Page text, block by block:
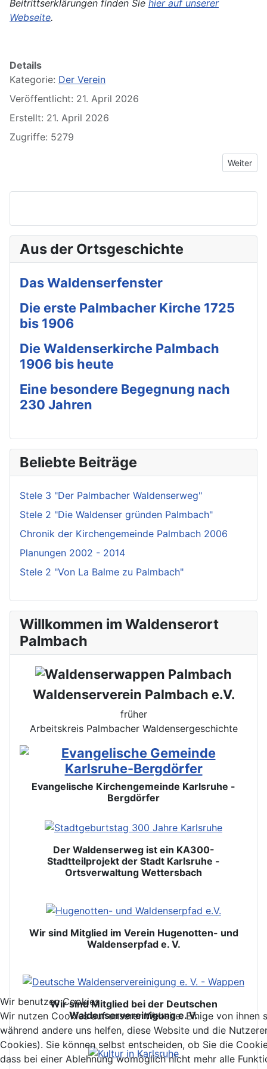
Beitrittserklärungen finden Sie hier auf unserer
Webseite.
Details
Kategorie: Der Verein
Veröffentlicht: 21. April 2026
Erstellt: 21. April 2026
Zugriffe: 5279
Nächster
Weiter
Aus der Ortsgeschichte
Das Waldenserfenster
Die erste Palmbacher Kirche 1725
bis 1906
Die Waldenserkirche Palmbach
1906 bis heute
Eine besondere Begegnung nach
230 Jahren
Beliebte Beiträge
Stele 3 "Der Palmbacher Waldenserweg"
Stele 2 "Die Waldenser gründen Palmbach"
Chronik der Kirchengemeinde Palmbach 2006
Planungen 2002 - 2014
Stele 2 "Von La Balme zu Palmbach"
Willkommen im Waldenserort
Palmbach
Waldenserverein Palmbach e.V.
früher
Arbeitskreis Palmbacher Waldensergeschichte
Evangelische Kirchengemeinde Karlsruhe -
Bergdörfer
Der Waldenserweg ist ein KA300-
Stadtteilprojekt der Stadt Karlsruhe -
Ortsverwaltung Wettersbach
Wir sind Mitglied im Verein Hugenotten- und
Waldenserpfad e. V.
Wir sind Mitglied bei der Deutschen
Waldenservereinigung e. V.
Wir benutzen Cookies
Wir nutzen Cookies auf unserer Website. Einige von
während andere uns helfen, diese Website und die
Cookies). Sie können selbst entscheiden, ob Sie die
dass bei einer Ablehnung womöglich nicht mehr alle